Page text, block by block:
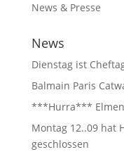
News & Presse
News
Dienstag ist
Balmain Paris
***Hurra***
Montag 12..09 hat
geschlossen